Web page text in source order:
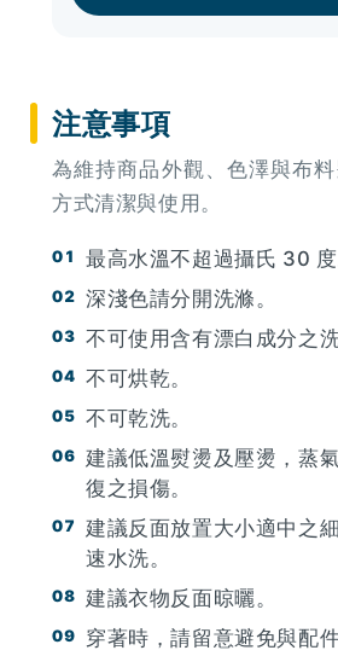
注意事項
為維持商品外觀、色澤與布
方式清潔與使用。
最高水溫不超過攝氏 30 度
深淺色請分開洗滌。
不可使用含有漂白成分之洗
不可烘乾。
不可乾洗。
建議低溫熨燙及壓燙，蒸
復之損傷。
建議反面放置大小適中之
速水洗。
建議衣物反面晾曬。
穿著時，請留意避免與配